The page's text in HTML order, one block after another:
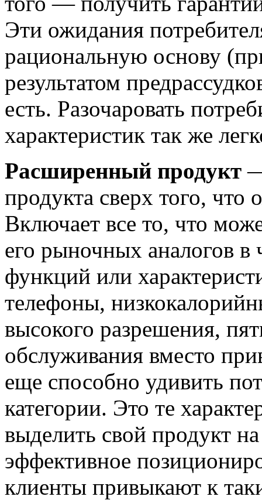
Эти ожидания
рациональную основу
результатом
есть. Разочаровать
характеристик так же
Расширенный продукт
продукта сверх того, что
Включает все то, что
его рыночных аналогов в
функций или
телефоны,
высокого разрешения,
обслуживания вместо
еще способно удивить
категории. Это те
выделить свой продукт
эффективное
клиенты привыкают к